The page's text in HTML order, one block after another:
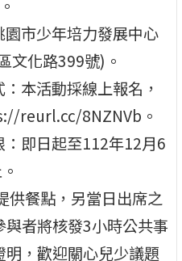
園市少年培力發展中心
文化路399號)。
本活動採線上報名，
reurl.cc/8NZNVb。
：即日起至112年12月6
供餐點，另當日出席之
與者將核發3小時公共事
明，歡迎關心兒少議題